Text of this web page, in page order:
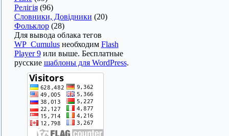
Релігія(96)
Словники, Довідники (20)
Фольклор(28)
Для вывода облака тегов
WP_Cumulusнеобходим Flash
Player 9или выше. Бесплатные
русские шаблоны для WordPress.